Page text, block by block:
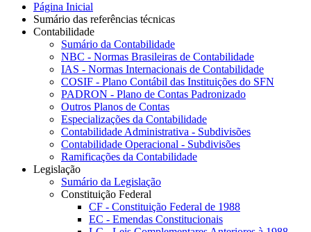
Página Inicial
Sumário das referências técnicas
Contabilidade
Sumário da Contabilidade
NBC - Normas Brasileiras de Contabilidade
IAS - Normas Internacionais de Contabilidade
COSIF - Plano Contábil das Instituições do SFN
PADRON - Plano de Contas Padronizado
Outros Planos de Contas
Especializações da Contabilidade
Contabilidade Administrativa - Subdivisões
Contabilidade Operacional - Subdivisões
Ramificações da Contabilidade
Legislação
Sumário da Legislação
Constituição Federal
CF - Constituição Federal de 1988
EC - Emendas Constitucionais